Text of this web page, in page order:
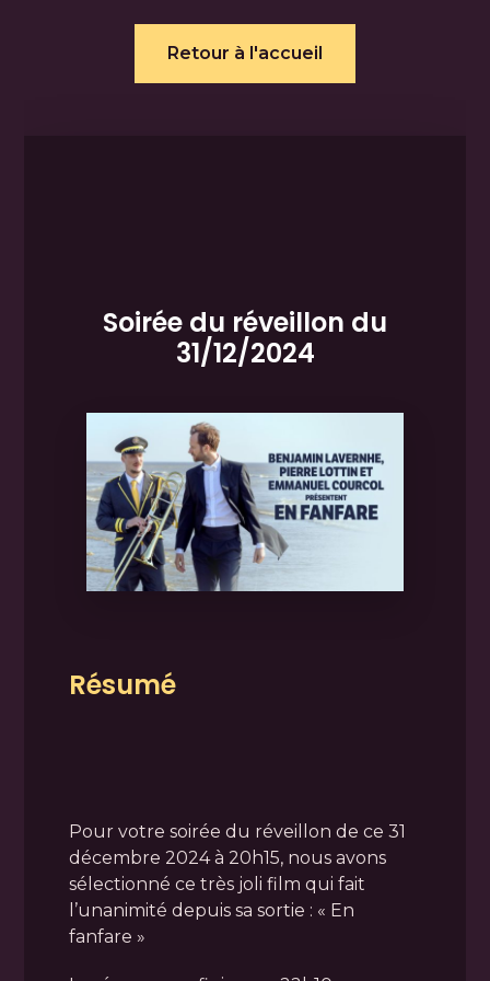
Retour à l'accueil
Soirée du réveillon du
31/12/2024
Résumé
Pour votre soirée du réveillon de ce 31
décembre 2024 à 20h15, nous avons
sélectionné ce très joli film qui fait
l’unanimité depuis sa sortie : « En
fanfare »